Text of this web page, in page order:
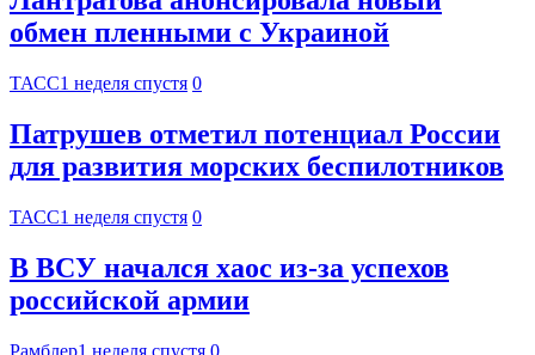
обмен пленными с Украиной
ТАСС1 неделя спустя 0
Патрушев отметил потенциал России
для развития морских беспилотников
ТАСС1 неделя спустя 0
В ВСУ начался хаос из-за успехов
российской армии
Рамблер1 неделя спустя 0